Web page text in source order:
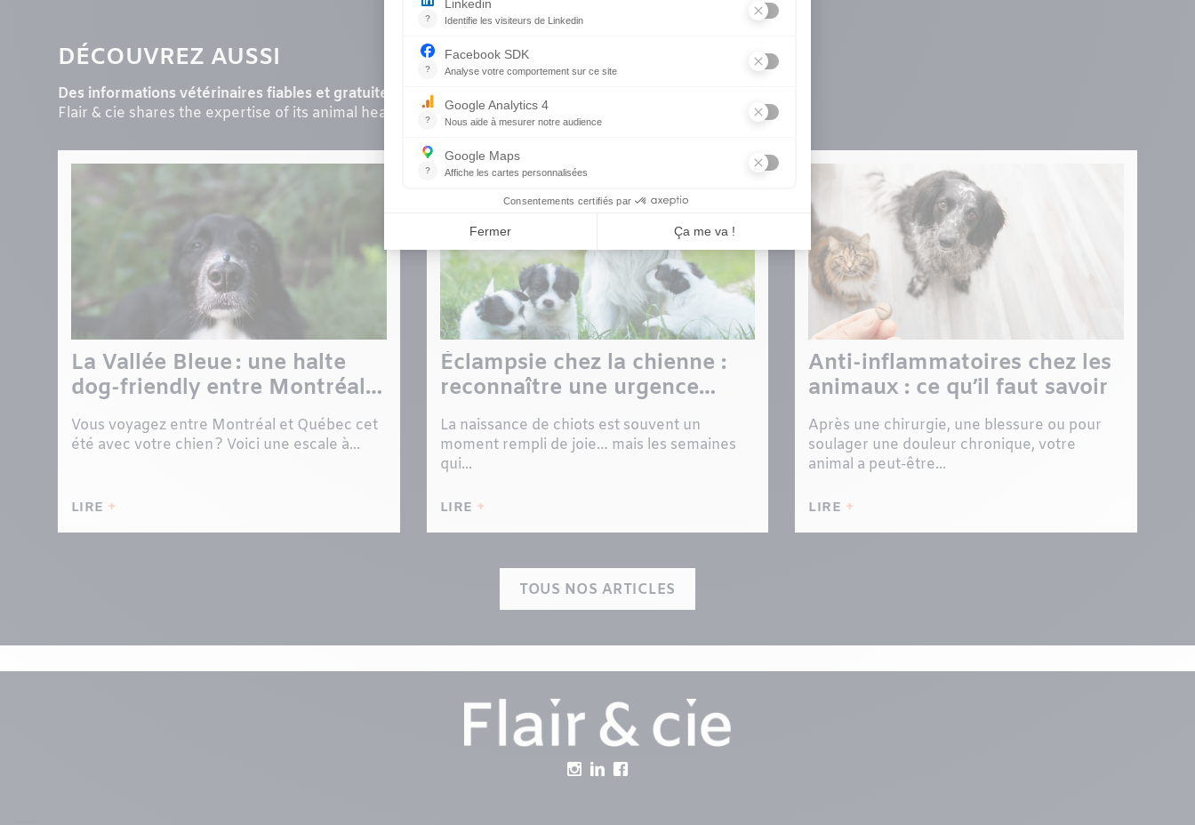
DÉCOUVREZ AUSSI
Des informations vétérinaires fiables et gratuites !
Flair & cie shares the expertise of its animal health experts with you.
La Vallée Bleue : une halte
dog-friendly entre Montréal
et Québec
Vous voyagez entre Montréal et Québec cet
été avec votre chien ? Voici une escale à...
LIRE
Éclampsie chez la chienne :
reconnaître une urgence
après la mise bas
La naissance de chiots est souvent un
moment rempli de joie… mais les semaines
qui...
LIRE
Anti-inflammatoires chez les
animaux : ce qu’il faut savoir
Après une chirurgie, une blessure ou pour
soulager une douleur chronique, votre
animal a peut-être...
LIRE
TOUS NOS ARTICLES